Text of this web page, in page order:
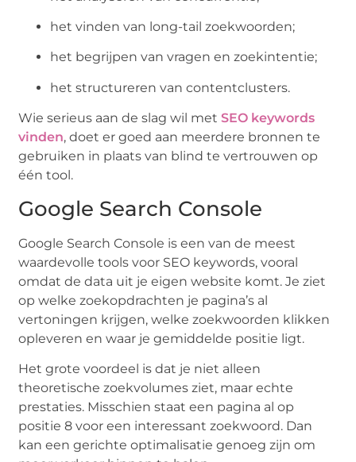
het vinden van long-tail zoekwoorden;
het begrijpen van vragen en zoekintentie;
het structureren van contentclusters.
Wie serieus aan de slag wil metSEO keywords
vinden, doet er goed aan meerdere bronnen te
gebruiken in plaats van blind te vertrouwen op
één tool.
Google Search Console
Google Search Console is een van de meest
waardevolle tools voor SEO keywords, vooral
omdat de data uit je eigen website komt. Je ziet
op welke zoekopdrachten je pagina’s al
vertoningen krijgen, welke zoekwoorden klikken
opleveren en waar je gemiddelde positie ligt.
Het grote voordeel is dat je niet alleen
theoretische zoekvolumes ziet, maar echte
prestaties. Misschien staat een pagina al op
positie 8 voor een interessant zoekwoord. Dan
kan een gerichte optimalisatie genoeg zijn om